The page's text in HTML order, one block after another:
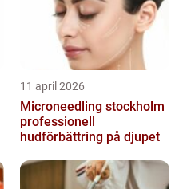
11 april 2026
Microneedling stockholm
professionell
hudförbättring på djupet